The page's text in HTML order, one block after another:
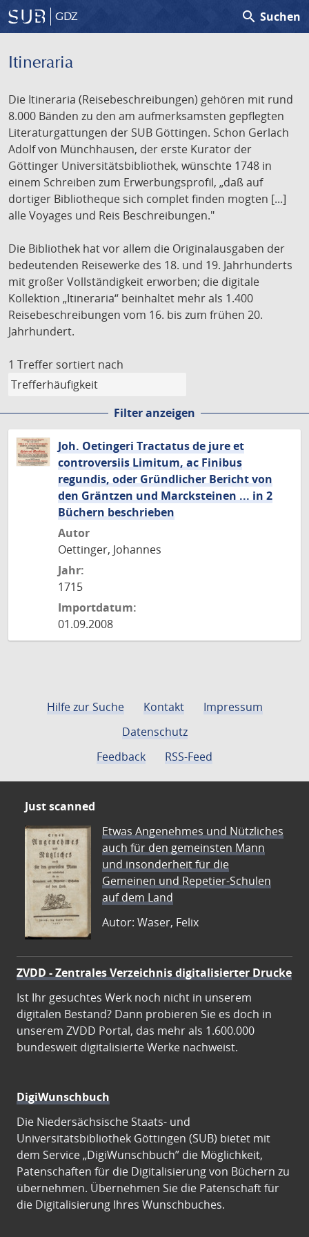
GDZ search Suchen
Itineraria
Die Itineraria (Reisebeschreibungen) gehören mit rund
8.000 Bänden zu den am aufmerksamsten gepflegten
Literaturgattungen der SUB Göttingen. Schon Gerlach
Adolf von Münchhausen, der erste Kurator der
Göttinger Universitätsbibliothek, wünschte 1748 in
einem Schreiben zum Erwerbungsprofil, „daß auf
dortiger Bibliotheque sich complet finden mogten [...]
alle Voyages und Reis Beschreibungen."
Die Bibliothek hat vor allem die Originalausgaben der
bedeutenden Reisewerke des 18. und 19. Jahrhunderts
mit großer Vollständigkeit erworben; die digitale
Kollektion „Itineraria“ beinhaltet mehr als 1.400
Reisebeschreibungen vom 16. bis zum frühen 20.
Jahrhundert.
1 Treffer sortiert nach
Filter anzeigen
Joh. Oetingeri Tractatus de jure et
controversiis Limitum, ac Finibus
regundis, oder Gründlicher Bericht von
den Gräntzen und Marcksteinen ... in 2
Büchern beschrieben
Autor
Oettinger, Johannes
Jahr:
1715
Importdatum:
01.09.2008
Hilfe zur Suche Kontakt
Impressum
Datenschutz
Feedback
RSS-Feed
Just scanned
Etwas Angenehmes und Nützliches
auch für den gemeinsten Mann
und insonderheit für die
Gemeinen und Repetier-Schulen
auf dem Land
Autor: Waser, Felix
ZVDD - Zentrales Verzeichnis digitalisierter Drucke
Ist Ihr gesuchtes Werk noch nicht in unserem
digitalen Bestand? Dann probieren Sie es doch in
unserem ZVDD Portal, das mehr als 1.600.000
bundesweit digitalisierte Werke nachweist.
DigiWunschbuch
Die Niedersächsische Staats- und
Universitätsbibliothek Göttingen (SUB) bietet mit
dem Service „DigiWunschbuch” die Möglichkeit,
Patenschaften für die Digitalisierung von Büchern zu
übernehmen. Übernehmen Sie die Patenschaft für
die Digitalisierung Ihres Wunschbuches.